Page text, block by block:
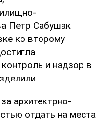
Петр Сабушак
ко второму
и надзор в
архитектрно-
отдать на места